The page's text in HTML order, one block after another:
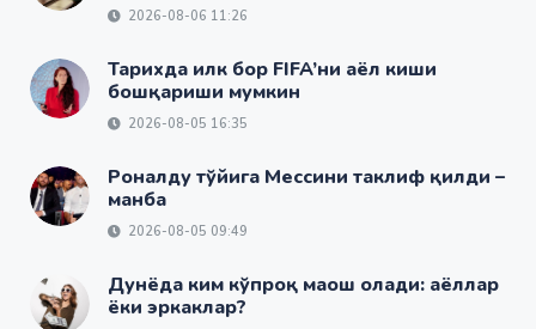
2026-08-06 11:26
Тарихда илк бор FIFA’ни аёл киши
бошқариши мумкин
2026-08-05 16:35
Роналду тўйига Мессини таклиф қилди –
манба
2026-08-05 09:49
Дунёда ким кўпроқ маош олади: аёллар
ёки эркаклар?